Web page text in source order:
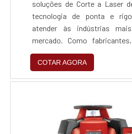
soluções de Corte a Laser de
tecnologia de ponta e
atender às indústrias
mercado. Como
processamento de
vermelhos, entregando
milimétrica e acabamento
COTAR AGORA